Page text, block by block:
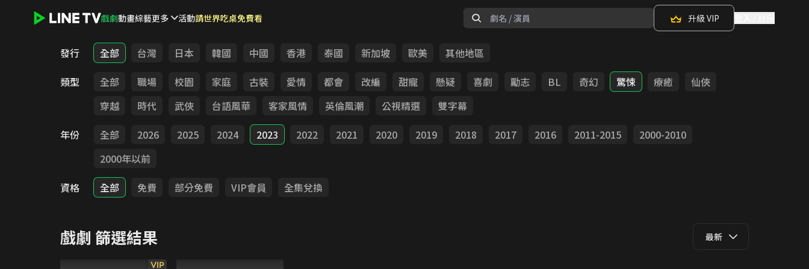
戲劇動畫綜藝更多 活動請世界吃桌免費看 升級 VIP
發行 全部 台灣 日本 韓國 中國 香港 泰國 新加坡 歐美
其他地區
類型
全部 職場 校園 家庭 古裝 愛情 都會 改編 甜寵 懸疑 喜劇 勵志 BL 奇幻 驚悚 療癒
仙俠
穿越
時代 武俠 台語風華 客家風情 英倫風潮 公視精選
雙字幕
年份
全部 2026 2025 2024 2023 2022 2021 2020 2019 2018 2017 2016 2011-2015
2000-2010
2000年以前
資格
全部 免費 部分免費 VIP會員 全集兌換
戲劇 篩選結果 最新
VIP